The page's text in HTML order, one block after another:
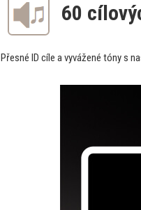
60
Přesné ID cíle a vyvážené tóny s